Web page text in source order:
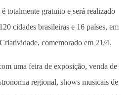
totalmente gratuito e será realizado
cidades brasileiras e 16 países, em
comemorado em 21/4.
uma feira de exposição, venda de
regional, shows musicais de